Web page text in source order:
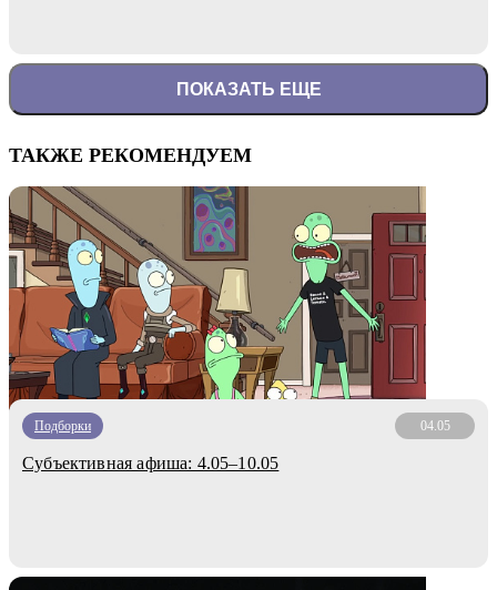
ПОКАЗАТЬ ЕЩЕ
ТАКЖЕ РЕКОМЕНДУЕМ
Подборки 04.05
Субъективная афиша: 4.05–10.05